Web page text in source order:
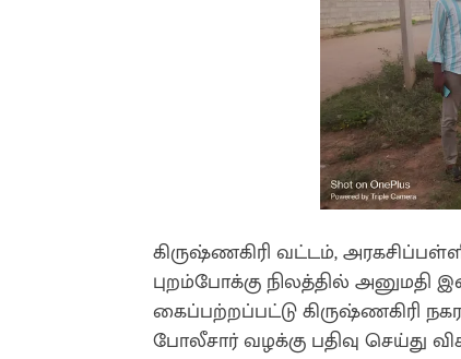
கிருஷ்ணகிரி வட்டம்,
புறம்போக்கு நிலத்தில்
கைப்பற்றப்பட்டு கிருஷ்ணகிரி
போலீசார் வழக்கு பதிவு